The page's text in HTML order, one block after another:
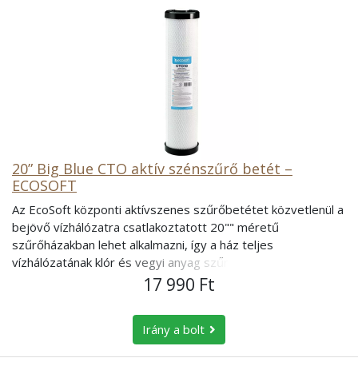
20” Big Blue CTO aktív szénszűrő betét –
ECOSOFT
Az EcoSoft központi aktívszenes szűrőbetétet közvetlenül a
bejövő vízhálózatra csatlakoztatott 20"" méretű
szűrőházakban lehet alkalmazni, így a ház teljes
vízhálózatának klór és vegyi anyag szűrése megoldható. A
nagy méretéből adódóan nagy mennyiségű aktív
tudja elvégezni. A CTO aktív szén kiszűri a vízből az
elszíneződést okozó lebegőanyagokat, organikus
anyagokat, a kellemetlen szag- és íz anyagokat. Az aktív
17 990 Ft
Irány a bolt